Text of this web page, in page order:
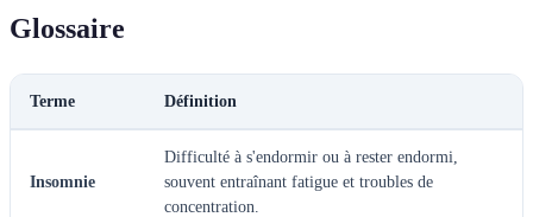
Glossaire
Terme Définition
Insomnie
Difficulté à s'endormir ou à rester endormi,
souvent entraînant fatigue et troubles de
concentration.